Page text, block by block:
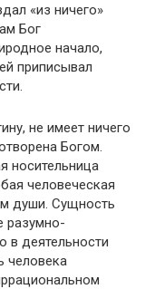
«из ничего»
Бог
начало,
приписывал
не имеет ничего
Богом.
носительница
человеческая
души. Сущность
разумно-
в деятельности
человека